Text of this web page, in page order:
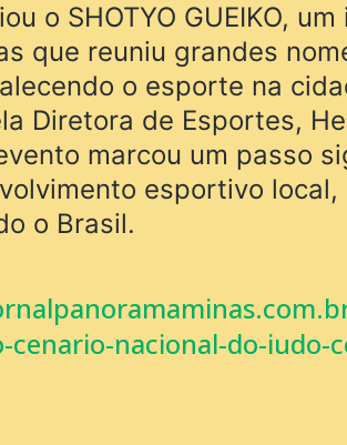
o SHOTYO GUEIKO,
que reuniu grandes
o esporte na
Diretora de Esportes,
marcou um passo
esportivo local,
o Brasil.
cenario-nacional-do-judo-